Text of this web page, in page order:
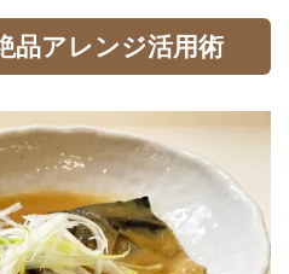
品アレンジ活用術